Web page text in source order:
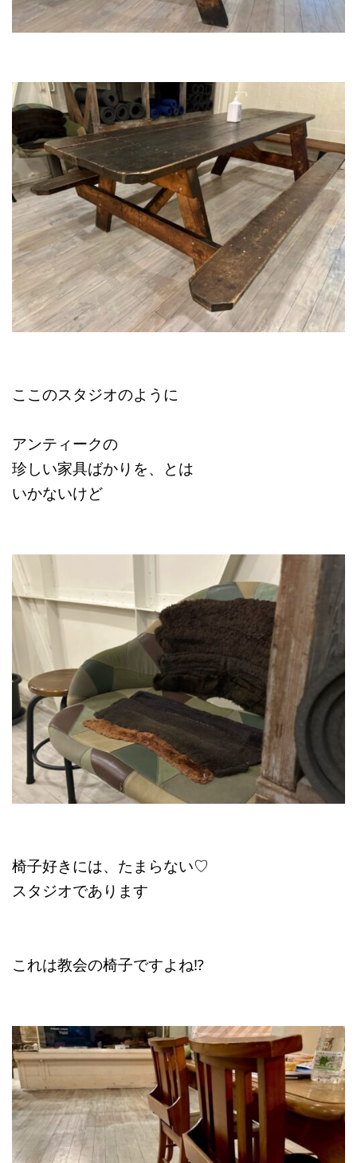
ここのスタジオのように
アンティークの
珍しい家具ばかりを、とは
いかないけど
椅子好きには、たまらない♡
スタジオであります
これは教会の椅子ですよね⁉